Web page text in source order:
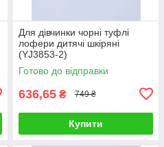
Для дівчинки чорні туфлі
лофери дитячі шкіряні
(YJ3853-2)
Готово до відправки
636,65 ₴ 749 ₴
Купити